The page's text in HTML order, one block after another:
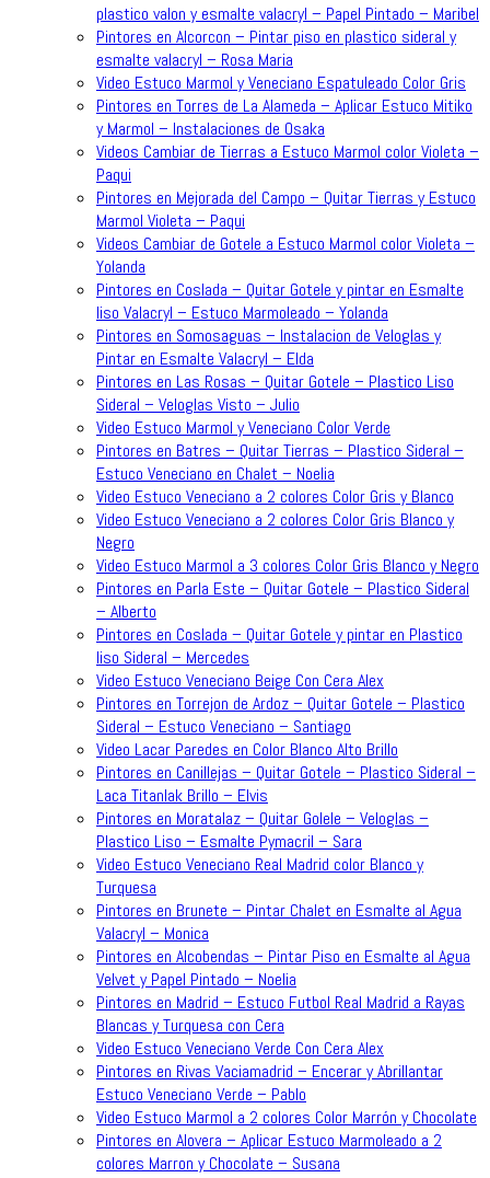
plastico valon y esmalte valacryl – Papel Pintado – Maribel
Pintores en Alcorcon – Pintar piso en plastico sideral y
esmalte valacryl – Rosa Maria
Video Estuco Marmol y Veneciano Espatuleado Color Gris
Pintores en Torres de La Alameda – Aplicar Estuco Mitiko
y Marmol – Instalaciones de Osaka
Videos Cambiar de Tierras a Estuco Marmol color Violeta –
Paqui
Pintores en Mejorada del Campo – Quitar Tierras y Estuco
Marmol Violeta – Paqui
Videos Cambiar de Gotele a Estuco Marmol color Violeta –
Yolanda
Pintores en Coslada – Quitar Gotele y pintar en Esmalte
liso Valacryl – Estuco Marmoleado – Yolanda
Pintores en Somosaguas – Instalacion de Veloglas y
Pintar en Esmalte Valacryl – Elda
Pintores en Las Rosas – Quitar Gotele – Plastico Liso
Sideral – Veloglas Visto – Julio
Video Estuco Marmol y Veneciano Color Verde
Pintores en Batres – Quitar Tierras – Plastico Sideral –
Estuco Veneciano en Chalet – Noelia
Video Estuco Veneciano a 2 colores Color Gris y Blanco
Video Estuco Veneciano a 2 colores Color Gris Blanco y
Negro
Video Estuco Marmol a 3 colores Color Gris Blanco y Negro
Pintores en Parla Este – Quitar Gotele – Plastico Sideral
– Alberto
Pintores en Coslada – Quitar Gotele y pintar en Plastico
liso Sideral – Mercedes
Video Estuco Veneciano Beige Con Cera Alex
Pintores en Torrejon de Ardoz – Quitar Gotele – Plastico
Sideral – Estuco Veneciano – Santiago
Video Lacar Paredes en Color Blanco Alto Brillo
Pintores en Canillejas – Quitar Gotele – Plastico Sideral –
Laca Titanlak Brillo – Elvis
Pintores en Moratalaz – Quitar Golele – Veloglas –
Plastico Liso – Esmalte Pymacril – Sara
Video Estuco Veneciano Real Madrid color Blanco y
Turquesa
Pintores en Brunete – Pintar Chalet en Esmalte al Agua
Valacryl – Monica
Pintores en Alcobendas – Pintar Piso en Esmalte al Agua
Velvet y Papel Pintado – Noelia
Pintores en Madrid – Estuco Futbol Real Madrid a Rayas
Blancas y Turquesa con Cera
Video Estuco Veneciano Verde Con Cera Alex
Pintores en Rivas Vaciamadrid – Encerar y Abrillantar
Estuco Veneciano Verde – Pablo
Video Estuco Marmol a 2 colores Color Marrón y Chocolate
Pintores en Alovera – Aplicar Estuco Marmoleado a 2
colores Marron y Chocolate – Susana